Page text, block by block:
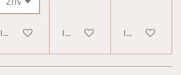
In winkelwagenIn winkelwagenIn